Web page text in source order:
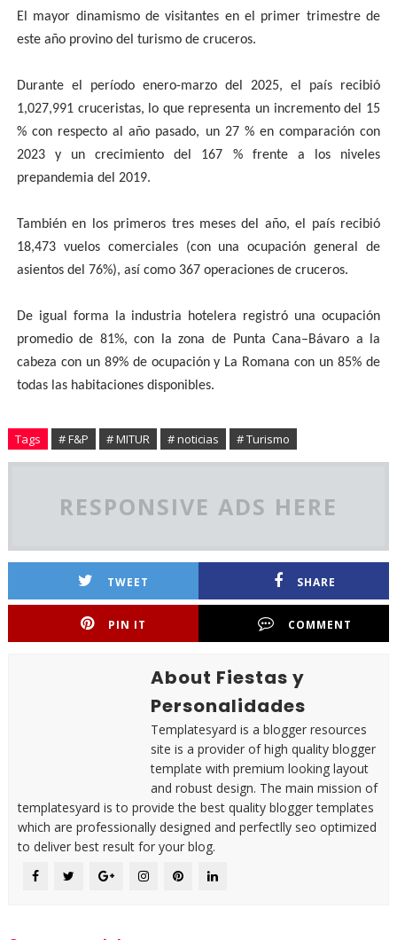
El mayor dinamismo de visitantes en el primer trimestre de
este año provino del turismo de cruceros.
Durante el período enero-marzo del 2025, el país recibió
1,027,991 cruceristas, lo que representa un incremento del 15
% con respecto al año pasado, un 27 % en comparación con
2023 y un crecimiento del 167 % frente a los niveles
prepandemia del 2019.
También en los primeros tres meses del año, el país recibió
18,473 vuelos comerciales (con una ocupación general de
asientos del 76%), así como 367 operaciones de cruceros.
De igual forma la industria hotelera registró una ocupación
promedio de 81%, con la zona de Punta Cana–Bávaro a la
cabeza con un 89% de ocupación y La Romana con un 85% de
todas las habitaciones disponibles.
Tags # F&P # MITUR # noticias # Turismo
RESPONSIVE ADS HERE
TWEET SHARE
PIN IT COMMENT
About Fiestas y
Personalidades
Templatesyard is a blogger resources
site is a provider of high quality blogger
template with premium looking layout
and robust design. The main mission of
templatesyard is to provide the best quality blogger templates
which are professionally designed and perfectlly seo optimized
to deliver best result for your blog.